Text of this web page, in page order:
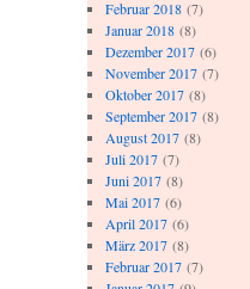
Februar 2018 (7)
Januar 2018 (8)
Dezember 2017 (6)
November 2017 (7)
Oktober 2017 (8)
September 2017 (8)
August 2017 (8)
Juli 2017 (7)
Juni 2017 (8)
Mai 2017 (6)
April 2017 (6)
März 2017 (8)
Februar 2017 (7)